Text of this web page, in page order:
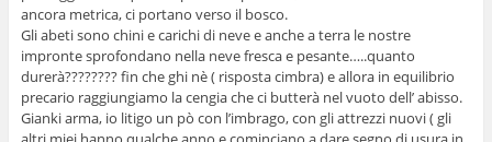
ancora metrica, ci portano verso il bosco.
Gli abeti sono chini e carichi di neve e anche a terra le nostre
impronte sprofondano nella neve fresca e pesante…..quanto
durerà???????? fin che ghi nè ( risposta cimbra) e allora in equilibrio
precario raggiungiamo la cengia che ci butterà nel vuoto dell’ abisso.
Gianki arma, io litigo un pò con l’imbrago, con gli attrezzi nuovi ( gli